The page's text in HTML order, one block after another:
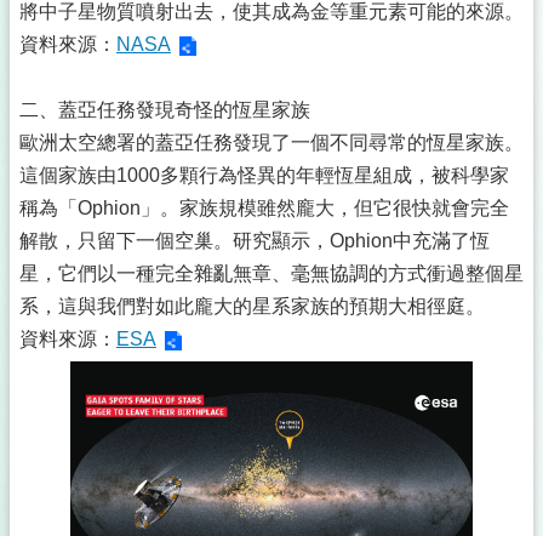
將中子星物質噴射出去，使其成為金等重元素可能的來源。
資料來源： NASA
二、蓋亞任務發現奇怪的恆星家族
歐洲太空總署的蓋亞任務發現了一個不同尋常的恆星家族。
這個家族由1000多顆行為怪異的年輕恆星組成，被科學家
稱為「Ophion」。家族規模雖然龐大，但它很快就會完全
解散，只留下一個空巢。研究顯示，Ophion中充滿了恆
星，它們以一種完全雜亂無章、毫無協調的方式衝過整個星
系，這與我們對如此龐大的星系家族的預期大相徑庭。
資料來源： ESA